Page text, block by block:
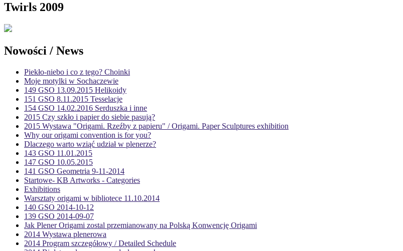
Twirls 2009
Nowości / News
Piekło-niebo i co z tego? Choinki
Moje motylki w Sochaczewie
149 GSO 13.09.2015 Helikoidy
151 GSO 8.11.2015 Tesselacje
154 GSO 14.02.2016 Serduszka i inne
2015 Czy szkło i papier do siebie pasują?
2015 Wystawa "Origami. Rzeźby z papieru" / Origami. Paper Sculptures exhibition
Why our origami convention is for you?
Dlaczego warto wziąć udział w plenerze?
143 GSO 11.01.2015
147 GSO 10.05.2015
141 GSO Geometria 9-11-2014
Startowe- KB Artworks - Categories
Exhibitions
Warsztaty origami w bibliotece 11.10.2014
140 GSO 2014-10-12
139 GSO 2014-09-07
Jak Plener Origami zostal przemianowany na Polską Konwencję Origami
2014 Wystawa plenerowa
2014 Program szczegółowy / Detailed Schedule